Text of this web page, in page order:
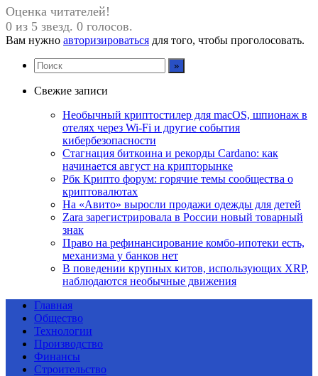
Оценка читателей!
0 из 5 звезд. 0 голосов.
Вам нужно авторизироваться для того, чтобы проголосовать.
Свежие записи
Необычный криптостилер для macOS, шпионаж в
отелях через Wi-Fi и другие события
кибербезопасности
Стагнация биткоина и рекорды Cardano: как
начинается август на крипторынке
Рбк Крипто форум: горячие темы сообщества о
криптовалютах
На «Авито» выросли продажи одежды для детей
Zara зарегистрировала в России новый товарный
знак
Право на рефинансирование комбо-ипотеки есть,
механизма у банков нет
В поведении крупных китов, использующих XRP,
наблюдаются необычные движения
Главная
Общество
Технологии
Производство
Финансы
Строительство